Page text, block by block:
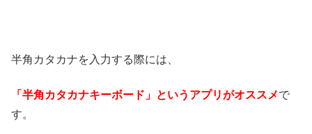
半角カタカナを入力する際には、
「半角カタカナキーボード」というアプリがオススメで
す。